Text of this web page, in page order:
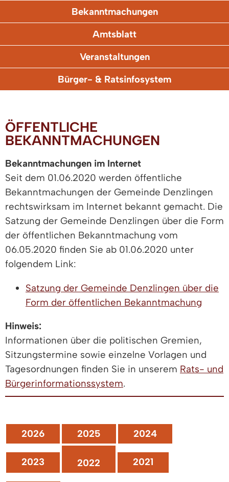
Bekanntmachungen
Amtsblatt
Veranstaltungen
Bürger- & Ratsinfosystem
ÖFFENTLICHE
BEKANNTMACHUNGEN
Bekanntmachungen im Internet
Seit dem 01.06.2020 werden öffentliche
Bekanntmachungen der Gemeinde Denzlingen
rechtswirksam im Internet bekannt gemacht. Die
Satzung der Gemeinde Denzlingen über die Form
der öffentlichen Bekanntmachung vom
06.05.2020 finden Sie ab 01.06.2020 unter
folgendem Link:
Satzung der Gemeinde Denzlingen über die
Form der öffentlichen Bekanntmachung
Hinweis:
Informationen über die politischen Gremien,
Sitzungstermine sowie einzelne Vorlagen und
Tagesordnungen finden Sie in unserem Rats- und
Bürgerinformationssystem.
2026 2025 2024
2023 2022 2021